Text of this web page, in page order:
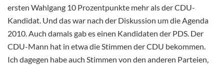
ersten Wahlgang 10 Prozentpunkte mehr als der CDU-
Kandidat. Und das war nach der Diskussion um die Agenda
2010. Auch damals gab es einen Kandidaten der PDS. Der
CDU-Mann hat in etwa die Stimmen der CDU bekommen.
Ich dagegen habe auch Stimmen von den anderen Parteien,